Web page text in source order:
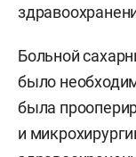
Больной
было
была
и